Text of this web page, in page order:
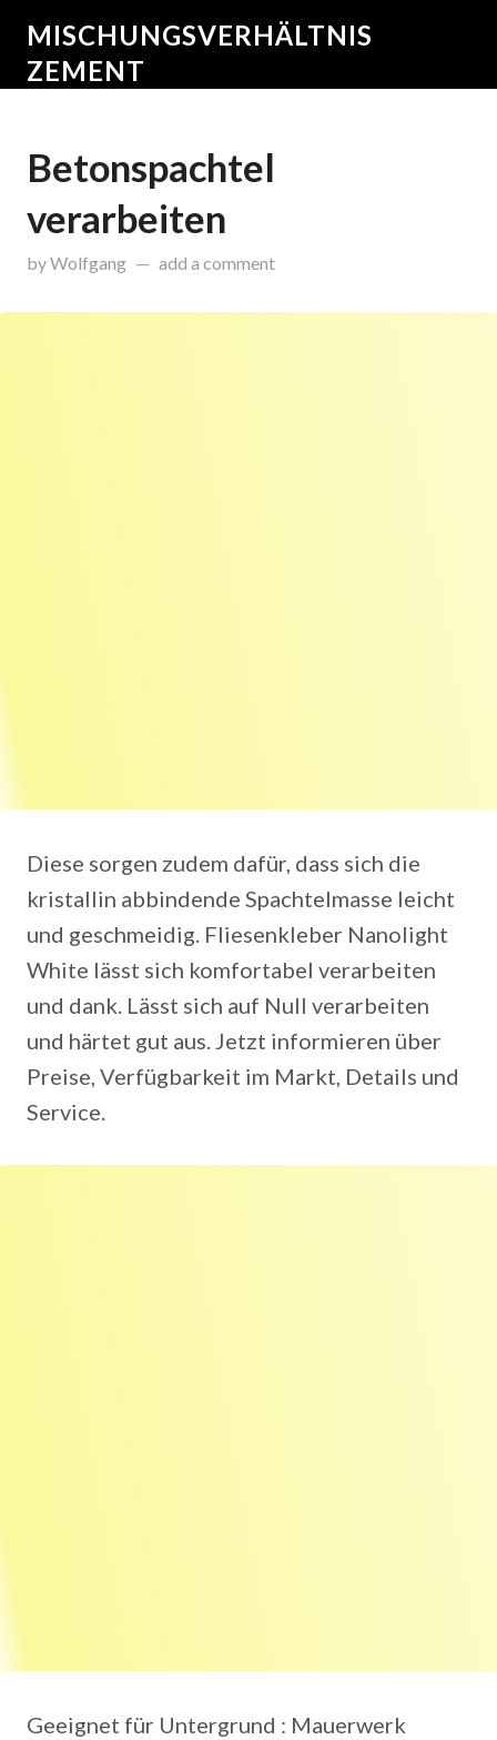
MISCHUNGSVERHÄLTNIS
ZEMENT
Betonspachtel
verarbeiten
byWolfgang onNovember 11, 2015
add a comment
Diese sorgen zudem dafür, dass sich die
kristallin abbindende Spachtelmasse leicht
und geschmeidig. Fliesenkleber Nanolight
White lässt sich komfortabel verarbeiten
und dank. Lässt sich auf Null verarbeiten
und härtet gut aus. Jetzt informieren über
Preise, Verfügbarkeit im Markt, Details und
Service.
Geeignet für Untergrund ‎: ‎Mauerwerk